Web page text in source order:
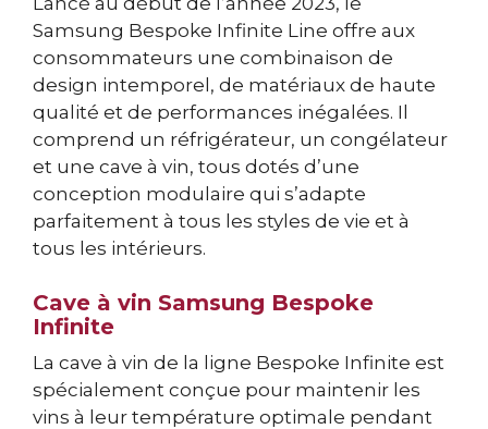
Samsung Bespoke Infinite Line offre aux
consommateurs une combinaison de
design intemporel, de matériaux de haute
qualité et de performances inégalées. Il
comprend un réfrigérateur, un congélateur
et une cave à vin, tous dotés d’une
conception modulaire qui s’adapte
parfaitement à tous les styles de vie et à
tous les intérieurs.
Cave à vin Samsung Bespoke
Infinite
La cave à vin de la ligne Bespoke Infinite est
spécialement conçue pour maintenir les
vins à leur température optimale pendant